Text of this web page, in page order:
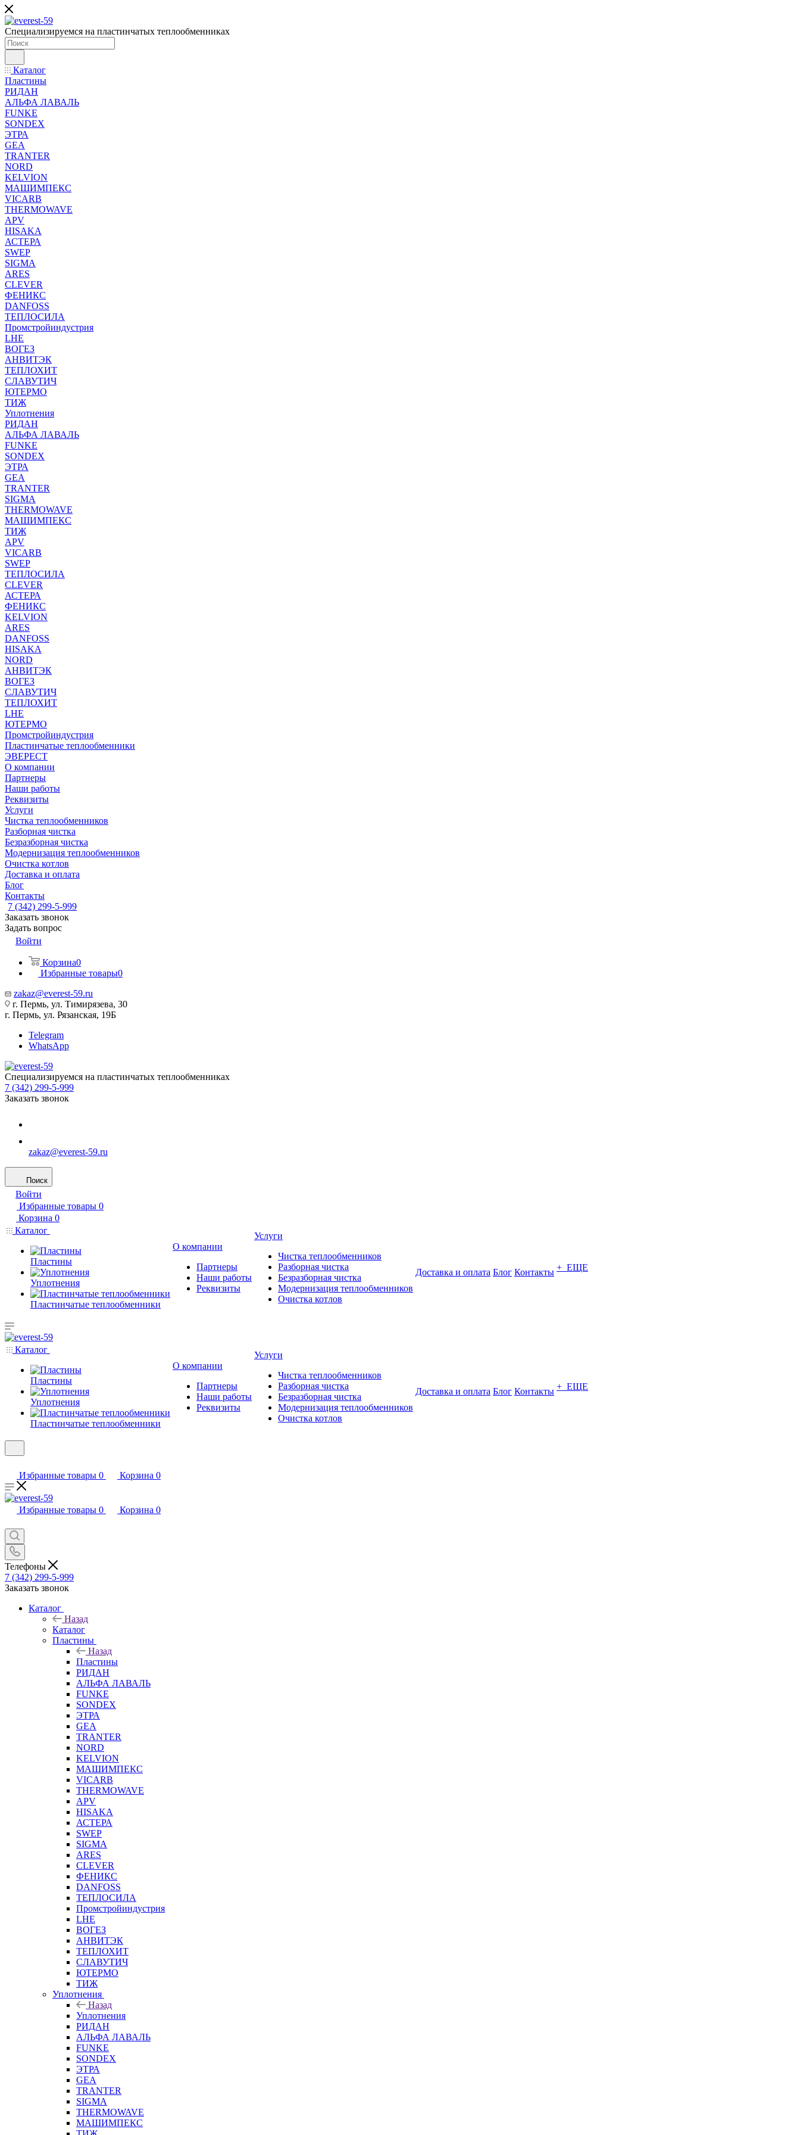
Специализируемся на пластинчатых теплообменниках
Каталог
Пластины
РИДАН
АЛЬФА ЛАВАЛЬ
FUNKE
SONDEX
ЭТРА
GEA
TRANTER
NORD
KELVION
МАШИМПЕКС
VICARB
THERMOWAVE
APV
HISAKA
АСТЕРА
SWEP
SIGMA
ARES
CLEVER
ФЕНИКС
DANFOSS
ТЕПЛОСИЛА
Промстройиндустрия
LHE
ВОГЕЗ
АНВИТЭК
ТЕПЛОХИТ
СЛАВУТИЧ
ЮТЕРМО
ТИЖ
Уплотнения
РИДАН
АЛЬФА ЛАВАЛЬ
FUNKE
SONDEX
ЭТРА
GEA
TRANTER
SIGMA
THERMOWAVE
МАШИМПЕКС
ТИЖ
APV
VICARB
SWEP
ТЕПЛОСИЛА
CLEVER
АСТЕРА
ФЕНИКС
KELVION
ARES
DANFOSS
HISAKA
NORD
АНВИТЭК
ВОГЕЗ
СЛАВУТИЧ
ТЕПЛОХИТ
LHE
ЮТЕРМО
Промстройиндустрия
Пластинчатые теплообменники
ЭВЕРЕСТ
О компании
Партнеры
Наши работы
Реквизиты
Услуги
Чистка теплообменников
Разборная чистка
Безразборная чистка
Модернизация теплообменников
Очистка котлов
Доставка и оплата
Блог
Контакты
7 (342) 299-5-999
Заказать звонок
Задать вопрос
Войти
Корзина0
Избранные товары0
zakaz@everest-59.ru
г. Пермь, ул. Тимирязева, 30
г. Пермь, ул. Рязанская, 19Б
Telegram
WhatsApp
Специализируемся на пластинчатых теплообменниках
7 (342) 299-5-999
Заказать звонок
zakaz@everest-59.ru
Поиск
Войти
Избранные товары 0
Корзина 0
Каталог
Пластины
Уплотнения
Пластинчатые теплообменники
О компании
Партнеры
Наши работы
Реквизиты
Услуги
Чистка теплообменников
Разборная чистка
Безразборная чистка
Модернизация теплообменников
Очистка котлов
Доставка и оплата Блог Контакты + ЕЩЕ
Каталог
Пластины
Уплотнения
Пластинчатые теплообменники
О компании
Партнеры
Наши работы
Реквизиты
Услуги
Чистка теплообменников
Разборная чистка
Безразборная чистка
Модернизация теплообменников
Очистка котлов
Доставка и оплата Блог Контакты + ЕЩЕ
Избранные товары 0 Корзина 0
Избранные товары 0 Корзина 0
Телефоны
7 (342) 299-5-999
Заказать звонок
Каталог
Назад
Каталог
Пластины
Назад
Пластины
РИДАН
АЛЬФА ЛАВАЛЬ
FUNKE
SONDEX
ЭТРА
GEA
TRANTER
NORD
KELVION
МАШИМПЕКС
VICARB
THERMOWAVE
APV
HISAKA
АСТЕРА
SWEP
SIGMA
ARES
CLEVER
ФЕНИКС
DANFOSS
ТЕПЛОСИЛА
Промстройиндустрия
LHE
ВОГЕЗ
АНВИТЭК
ТЕПЛОХИТ
СЛАВУТИЧ
ЮТЕРМО
ТИЖ
Уплотнения
Назад
Уплотнения
РИДАН
АЛЬФА ЛАВАЛЬ
FUNKE
SONDEX
ЭТРА
GEA
TRANTER
SIGMA
THERMOWAVE
МАШИМПЕКС